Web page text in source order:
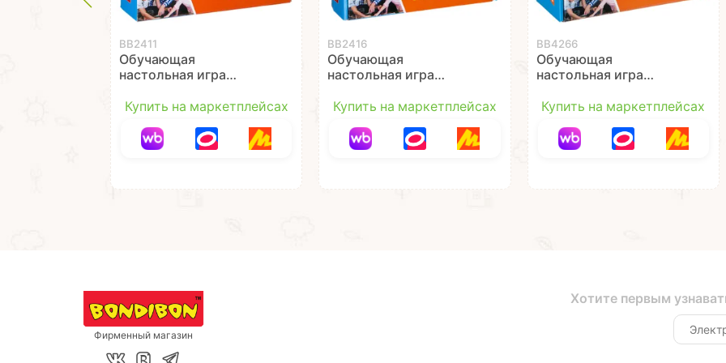
ВВ2411
Обучающая
настольная игра
Bondibon
Купить на маркетплейсах
ВВ2416
Обучающая
настольная игра
Bondibon
Купить на маркетплейсах
ВВ4266
Обучающая
настольная игра
2", с пингвинами,
Купить на маркетплейсах
Фирменный магазин
Хотите первым